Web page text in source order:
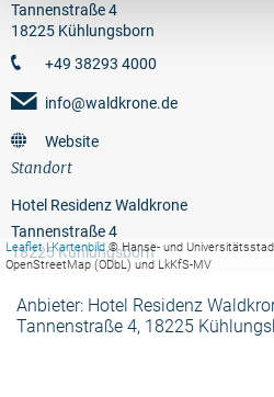
Leaflet|Kartenbild© Hanse- und
OpenStreetMap (ODbL) und LkKfS-MV
Tannenstraße 4
18225 Kühlungsborn
+49 38293 4000
info@waldkrone.de
Website
Standort
Hotel Residenz Waldkrone
Tannenstraße 4
18225 Kühlungsborn
Anbieter: Hotel Residenz
Tannenstraße 4, 18225